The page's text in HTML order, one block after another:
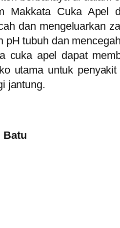
Makkata Cuka Apel
dan mengeluarkan
tubuh dan
cuka apel dapat
utama untuk
jantung.
Batu